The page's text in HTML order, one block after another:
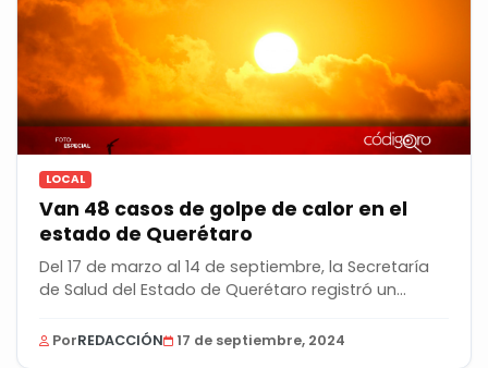
LOCAL
Van 48 casos de golpe de calor en el
estado de Querétaro
Del 17 de marzo al 14 de septiembre, la Secretaría
de Salud del Estado de Querétaro registró un...
PorREDACCIÓN 17 de septiembre, 2024